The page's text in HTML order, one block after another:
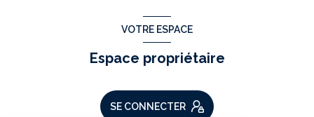
VOTRE ESPACE
Espace propriétaire
SE CONNECTER